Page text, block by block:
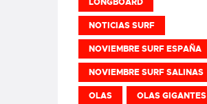
NOTICIAS SURF
NOVIEMBRE SURF ESPAÑA
NOVIEMBRE SURF SALINAS
OLAS OLAS GIGANTES